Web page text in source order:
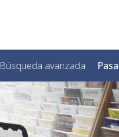
Búsqueda avanzada